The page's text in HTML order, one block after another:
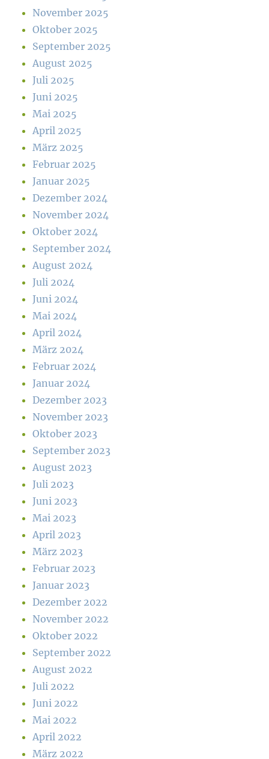
November 2025
Oktober 2025
September 2025
August 2025
Juli 2025
Juni 2025
Mai 2025
April 2025
März 2025
Februar 2025
Januar 2025
Dezember 2024
November 2024
Oktober 2024
September 2024
August 2024
Juli 2024
Juni 2024
Mai 2024
April 2024
März 2024
Februar 2024
Januar 2024
Dezember 2023
November 2023
Oktober 2023
September 2023
August 2023
Juli 2023
Juni 2023
Mai 2023
April 2023
März 2023
Februar 2023
Januar 2023
Dezember 2022
November 2022
Oktober 2022
September 2022
August 2022
Juli 2022
Juni 2022
Mai 2022
April 2022
März 2022